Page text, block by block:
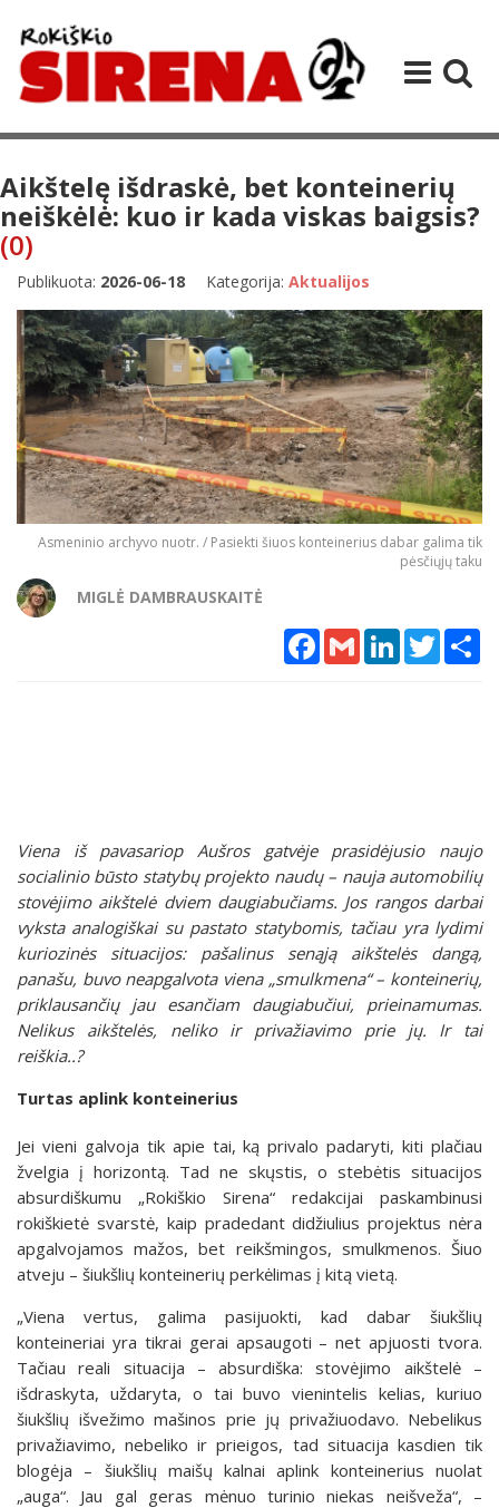
Aikštelę išdraskė, bet konteinerių
neiškėlė: kuo ir kada viskas baigsis?
(0)
Publikuota: 2026-06-18 Kategorija: Aktualijos
Asmeninio archyvo nuotr. / Pasiekti šiuos konteinerius dabar galima tik
pėsčiųjų taku
MIGLĖ DAMBRAUSKAITĖ
Facebook
Gmail LinkedInTwitter
Viena iš pavasariop Aušros gatvėje prasidėjusio naujo
socialinio būsto statybų projekto naudų – nauja automobilių
stovėjimo aikštelė dviem daugiabučiams. Jos rangos darbai
vyksta analogiškai su pastato statybomis, tačiau yra lydimi
kuriozinės situacijos: pašalinus senąją aikštelės dangą,
panašu, buvo neapgalvota viena „smulkmena“ – konteinerių,
priklausančių jau esančiam daugiabučiui, prieinamumas.
Nelikus aikštelės, neliko ir privažiavimo prie jų. Ir tai
reiškia..?
Turtas aplink konteinerius
Jei vieni galvoja tik apie tai, ką privalo padaryti, kiti plačiau
žvelgia į horizontą. Tad ne skųstis, o stebėtis situacijos
absurdiškumu „Rokiškio Sirena“ redakcijai paskambinusi
rokiškietė svarstė, kaip pradedant didžiulius projektus nėra
apgalvojamos mažos, bet reikšmingos, smulkmenos. Šiuo
atveju – šiukšlių konteinerių perkėlimas į kitą vietą.
„Viena vertus, galima pasijuokti, kad dabar šiukšlių
konteineriai yra tikrai gerai apsaugoti – net apjuosti tvora.
Tačiau reali situacija – absurdiška: stovėjimo aikštelė –
išdraskyta, uždaryta, o tai buvo vienintelis kelias, kuriuo
šiukšlių išvežimo mašinos prie jų privažiuodavo. Nebelikus
privažiavimo, nebeliko ir prieigos, tad situacija kasdien tik
blogėja – šiukšlių maišų kalnai aplink konteinerius nuolat
„auga“. Jau gal geras mėnuo turinio niekas neišveža“, –